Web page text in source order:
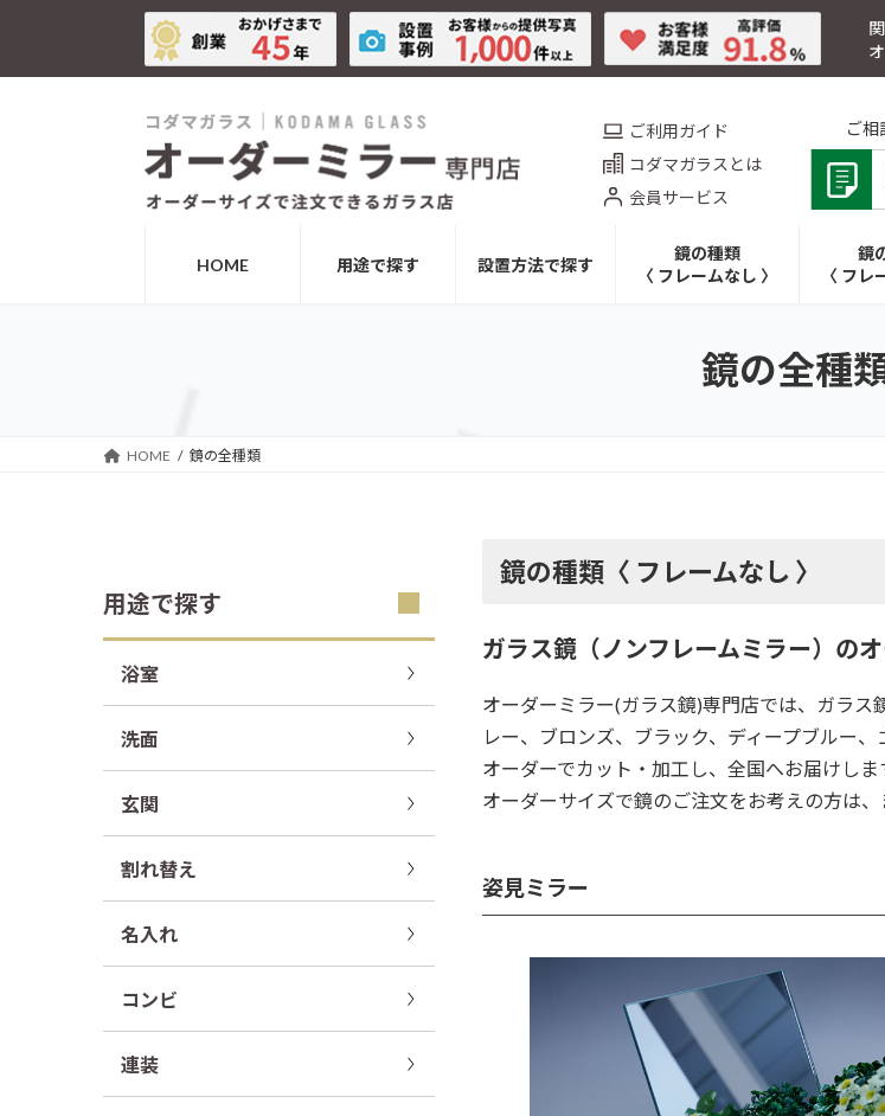
ご利用ガイド
コダマガラスとは
会員サービス
ご相
HOME 用途で探す 設置方法で探す
鏡の種類
〈 フレームなし 〉
鏡
〈 フレ
鏡の全種
HOME 鏡の全種類
鏡の種類〈 フレームなし 〉
ガラス鏡（ノンフレームミラー）の
オーダーミラー(ガラス鏡)専門店では、ガラ
レー、ブロンズ、ブラック、ディープブルー
オーダーでカット・加工し、全国へお届けしま
オーダーサイズで鏡のご注文をお考えの方は
姿見ミラー
用途で探す
浴室
洗面
玄関
割れ替え
名入れ
コンビ
連装